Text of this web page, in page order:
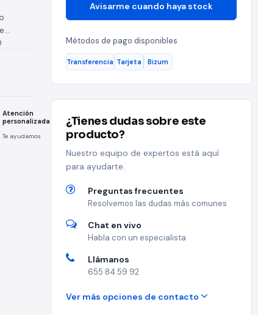
Atención
personalizada
Te ayudamos
Avisarme cuando haya stock
Métodos de pago disponibles
Transferencia Tarjeta Bizum
¿Tienes dudas sobre este
producto?
Nuestro equipo de expertos está aquí
para ayudarte.
Preguntas frecuentes
Resolvemos las dudas más comunes
Chat en vivo
Habla con un especialista
Llámanos
655 84 59 92
Ver más opciones de contacto